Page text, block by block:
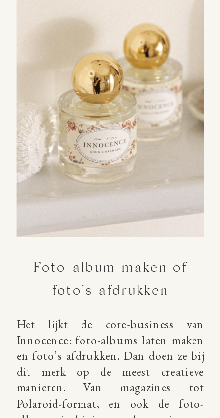
Foto-album maken of
foto’s afdrukken
Het lijkt de core-business van
Innocence: foto-albums laten maken
en foto’s afdrukken. Dan doen ze bij
dit merk op de meest creatieve
manieren. Van magazines tot
Polaroid-format, en ook de foto-